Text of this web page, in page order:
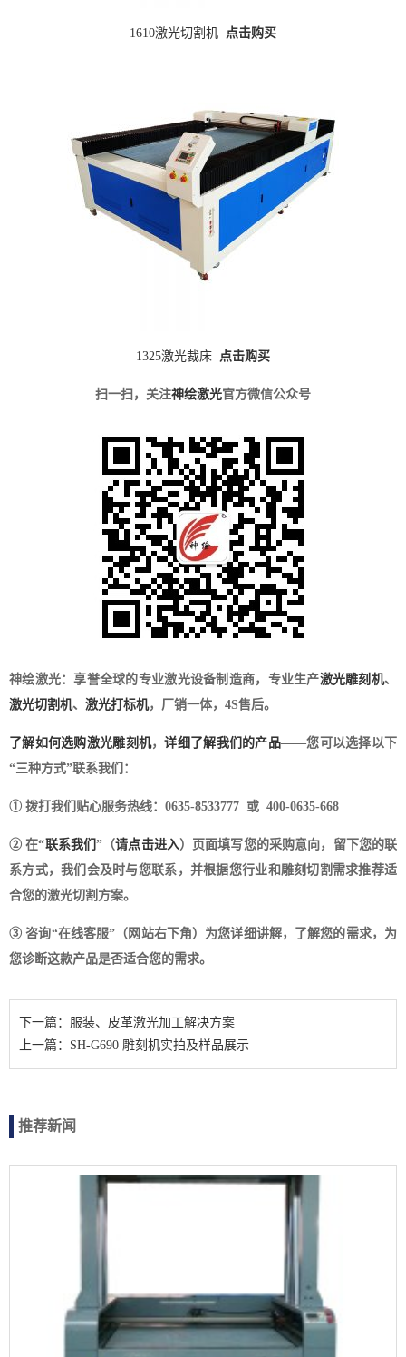
1610激光切割机 点击购买
1325激光裁床 点击购买
扫一扫，关注神绘激光官方微信公众号
神绘激光：享誉全球的专业激光设备制造商，专业生产激光雕刻机、
激光切割机、 激光打标机，厂销一体，4S售后。
了解如何选购激光雕刻机，详细了解我们的产品——您可以选择以下
“三种方式”联系我们：
① 拨打我们贴心服务热线：0635-8533777 或 400-0635-668
② 在“联系我们”（请点击进入）页面填写您的采购意向，留下您的联
系方式，我们会及时与您联系，并根据您行业和雕刻切割需求推荐适
合您的激光切割方案。
③ 咨询“在线客服”（网站右下角）为您详细讲解，了解您的需求，为
您诊断这款产品是否适合您的需求。
下一篇：服装、皮革激光加工解决方案
上一篇：SH-G690 雕刻机实拍及样品展示
推荐新闻